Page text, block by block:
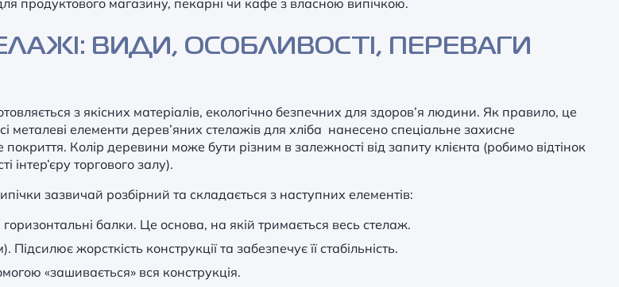
продуктового магазину, пекарні чи кафе з власною випічкою.
ВИДИ, ОСОБЛИВОСТІ, ПЕРЕВАГИ
з якісних матеріалів, екологічно безпечних для здоров’я людини. Як правило, це
металеві елементи дерев’яних стелажів для хліба нанесено спеціальне захисне
Колір деревини може бути різним в залежності від запиту клієнта (робимо відтінок
інтер’єру торгового залу).
зазвичай розбірний та складається з наступних елементів:
горизонтальні балки. Це основа, на якій тримається весь стелаж.
жорсткість конструкції та забезпечує її стабільність.
«зашивається» вся конструкція.